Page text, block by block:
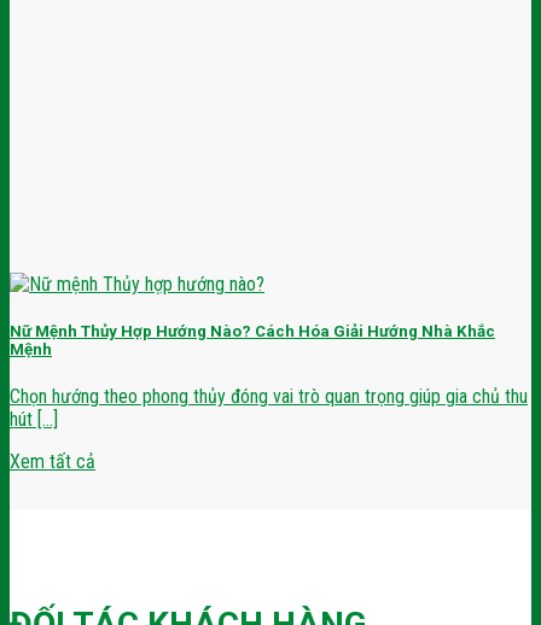
Nữ Mệnh Thủy Hợp Hướng Nào? Cách Hóa Giải Hướng Nhà Khắc
Mệnh
Chọn hướng theo phong thủy đóng vai trò quan trọng giúp gia chủ thu
hút [...]
Xem tất cả